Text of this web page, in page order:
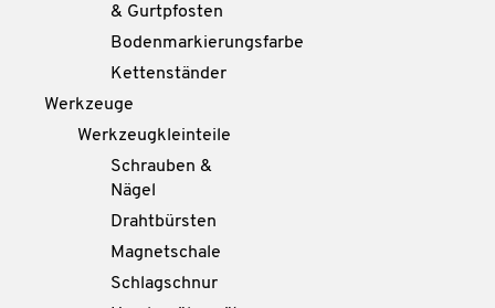
& Gurtpfosten
Bodenmarkierungsfarbe
Kettenständer
Werkzeuge
Werkzeugkleinteile
Schrauben &
Nägel
Drahtbürsten
Magnetschale
Schlagschnur